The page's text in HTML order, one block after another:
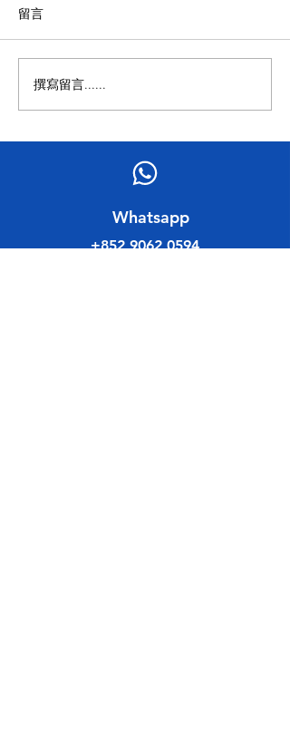
「北都新引擎・特區新機
遇」——北部都會區發展策
略研討會
留言
撰寫留言......
​Whatsapp
+852 9062 0594